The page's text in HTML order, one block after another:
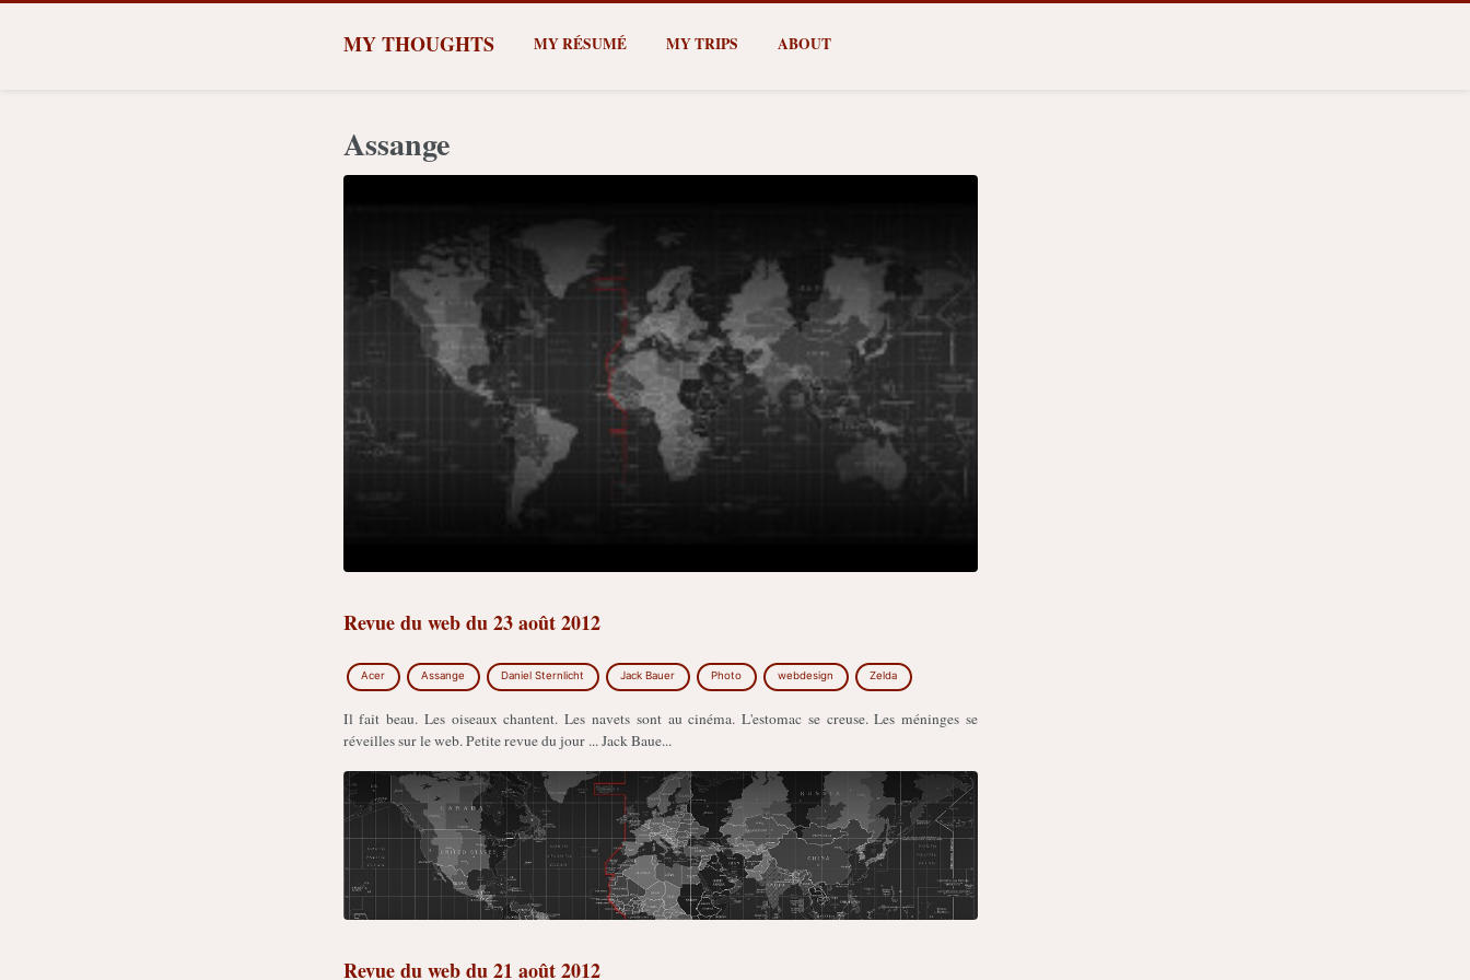
MY THOUGHTS MY RÉSUMÉ MY TRIPS ABOUT
Assange
Revue du web du 23 août 2012
Acer Assange Daniel Sternlicht Jack Bauer Photo webdesign Zelda
Il fait beau. Les oiseaux chantent. Les navets sont au cinéma. L'estomac se creuse. Les méninges se
réveilles sur le web. Petite revue du jour ... Jack Baue...
Revue du web du 21 août 2012